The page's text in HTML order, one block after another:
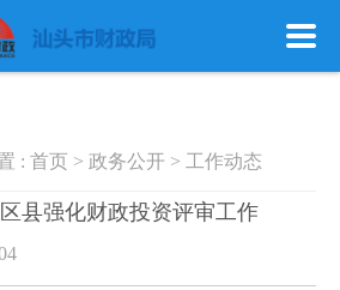
: 首页 > 政务公开 > 工作动态
县强化财政投资评审工作